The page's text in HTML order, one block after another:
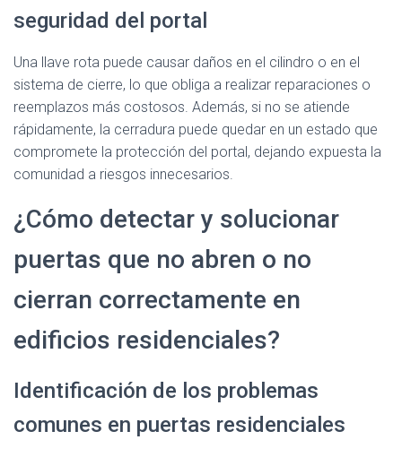
seguridad del portal
Una llave rota puede causar daños en el cilindro o en el
sistema de cierre, lo que obliga a realizar reparaciones o
reemplazos más costosos. Además, si no se atiende
rápidamente, la cerradura puede quedar en un estado que
compromete la protección del portal, dejando expuesta la
comunidad a riesgos innecesarios.
¿Cómo detectar y solucionar
puertas que no abren o no
cierran correctamente en
edificios residenciales?
Identificación de los problemas
comunes en puertas residenciales